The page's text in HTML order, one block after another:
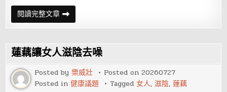
閱讀完整文章攝
護
腺
大
症
用
藥
問
題
蓮藕讓女人滋陰去噪
Posted by樂威壯 Posted on20260727
Posted in健康議題 Tagged女人,滋陰,蓮藕